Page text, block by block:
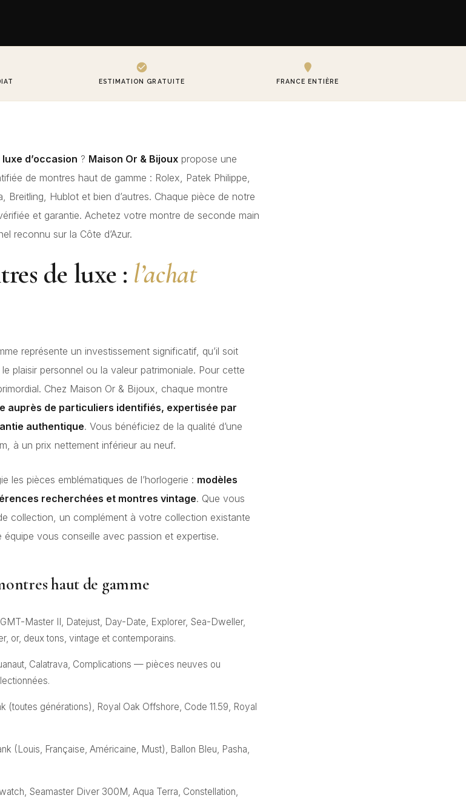
ESTIMATION GRATUITE FRANCE ENTIÈRE
d’occasion ? Maison Or & Bijoux propose une
de montres haut de gamme : Rolex, Patek Philippe,
Breitling, Hublot et bien d’autres. Chaque pièce de notre
et garantie. Achetez votre montre de seconde main
reconnu sur la Côte d’Azur.
de luxe : l’achat
représente un investissement significatif, qu’il soit
plaisir personnel ou la valeur patrimoniale. Pour cette
Chez Maison Or & Bijoux, chaque montre
auprès de particuliers identifiés, expertisée par
authentique. Vous bénéficiez de la qualité d’une
à un prix nettement inférieur au neuf.
les pièces emblématiques de l’horlogerie : modèles
recherchées et montres vintage. Que vous
collection, un complément à votre collection existante
équipe vous conseille avec passion et expertise.
haut de gamme
Master II, Datejust, Day-Date, Explorer, Sea-Dweller,
or, deux tons, vintage et contemporains.
Calatrava, Complications — pièces neuves ou
(toutes générations), Royal Oak Offshore, Code 11.59, Royal
(Louis, Française, Américaine, Must), Ballon Bleu, Pasha,
Seamaster Diver 300M, Aqua Terra, Constellation,